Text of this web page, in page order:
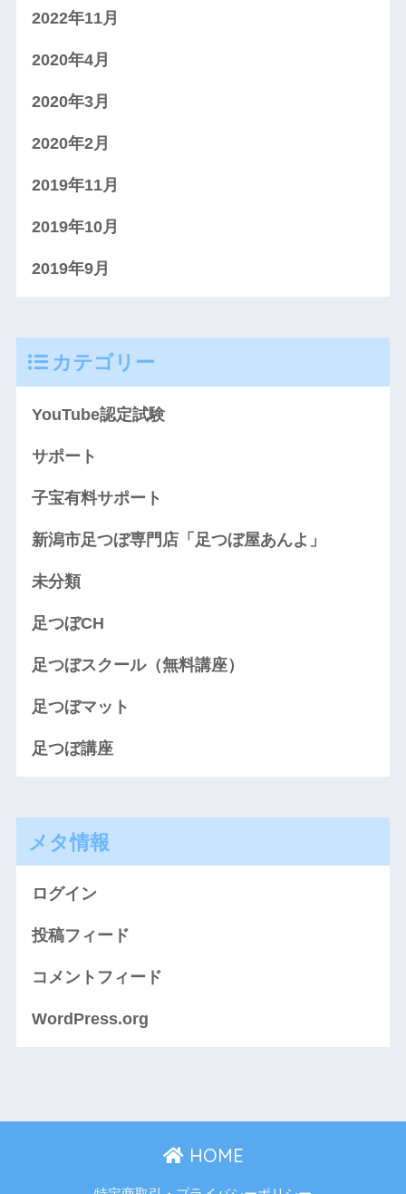
2022年11月
2020年4月
2020年3月
2020年2月
2019年11月
2019年10月
2019年9月
カテゴリー
YouTube認定試験
サポート
子宝有料サポート
新潟市足つぼ専門店「足つぼ屋あんよ」
未分類
足つぼCH
足つぼスクール（無料講座）
足つぼマット
足つぼ講座
メタ情報
ログイン
投稿フィード
コメントフィード
WordPress.org
HOME